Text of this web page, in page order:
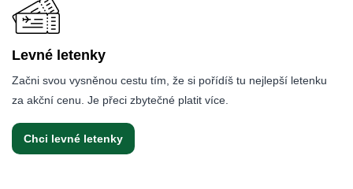
Levné letenky
Začni svou vysněnou cestu tím, že si pořídíš tu nejlepší letenku
za akční cenu. Je přeci zbytečné platit více.
Chci levné letenky